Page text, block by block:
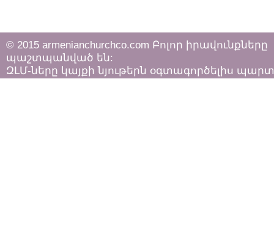
© 2015 armenianchurchco.com Բոլոր իրավունքները
պաշտպանված են:
ԶԼՄ-ները կայքի նյութերն օգտագործելիս